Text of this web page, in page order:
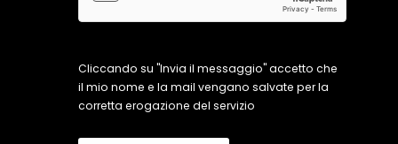
Cliccando su "Invia il messaggio" accetto che
il mio nome e la mail vengano salvate per la
corretta erogazione del servizio